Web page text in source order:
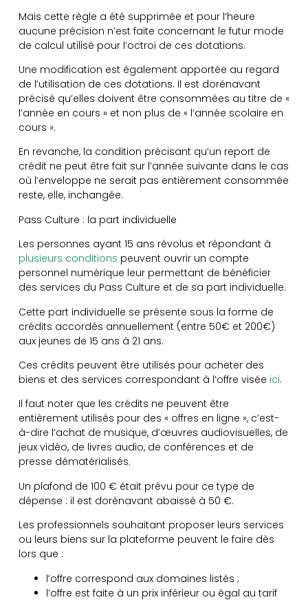
Mais cette règle a été supprimée et pour l’heure
aucune précision n’est faite concernant le futur mode
de calcul utilisé pour l’octroi de ces dotations.
Une modification est également apportée au regard
de l’utilisation de ces dotations. Il est dorénavant
précisé qu’elles doivent être consommées au titre de «
l’année en cours » et non plus de « l’année scolaire en
cours ».
En revanche, la condition précisant qu’un report de
crédit ne peut être fait sur l’année suivante dans le cas
où l’enveloppe ne serait pas entièrement consommée
reste, elle, inchangée.
Pass Culture : la part individuelle
Les personnes ayant 15 ans révolus et répondant à
plusieurs conditions peuvent ouvrir un compte
personnel numérique leur permettant de bénéficier
des services du Pass Culture et de sa part individuelle.
Cette part individuelle se présente sous la forme de
crédits accordés annuellement (entre 50€ et 200€)
aux jeunes de 15 ans à 21 ans.
Ces crédits peuvent être utilisés pour acheter des
biens et des services correspondant à l’offre visée ici.
Il faut noter que les crédits ne peuvent être
entièrement utilisés pour des « offres en ligne », c’est-
à-dire l’achat de musique, d’œuvres audiovisuelles, de
jeux vidéo, de livres audio, de conférences et de
presse dématérialisés.
Un plafond de 100 € était prévu pour ce type de
dépense : il est dorénavant abaissé à 50 €.
Les professionnels souhaitant proposer leurs services
ou leurs biens sur la plateforme peuvent le faire dès
lors que :
l’offre correspond aux domaines listés ;
l’offre est faite à un prix inférieur ou égal au tarif